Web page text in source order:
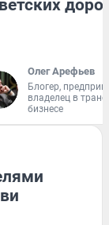
Олег Арефьев
Блогер,
владелец в
бизнесе